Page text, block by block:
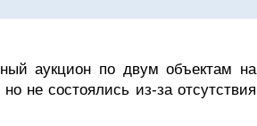
аукцион по двум объектам на
не состоялись из-за отсутствия